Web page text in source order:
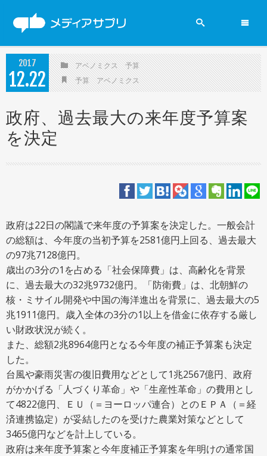
2019参院選
ニュース
新聞
メディアの現場
ニュース用語解説
アーカイブ
2017
12 22
アベノミクス
予算
予算
アベノミクス
政府、過去最大の来年度予算案
を決定
政府は22日の閣議で来年度の予算案を決定した。一般会計
の総額は、今年度の当初予算を2581億円上回る、過去最大
の97兆7128億円。
歳出の3分の1を占める「社会保障費」は、高齢化を背景
に、過去最大の32兆9732億円。「防衛費」は、北朝鮮の
核・ミサイル開発や中国の海洋進出を背景に、過去最大の5
兆1911億円。歳入全体の3分の1以上を借金に依存する厳し
い財政状況が続く。
また、総額2兆8964億円となる今年度の補正予算案も決定
した。
台風や豪雨災害の復旧費用などとして1兆2567億円、政府
がかかげる「人づくり革命」や「生産性革命」の費用とし
て4822億円、ＥＵ（＝ヨーロッパ連合）とのＥＰＡ（＝経
済連携協定）が妥結したのを受けた農業対策などとして
3465億円などを計上している。
政府は来年度予算案と今年度補正予算案を年明けの通常国